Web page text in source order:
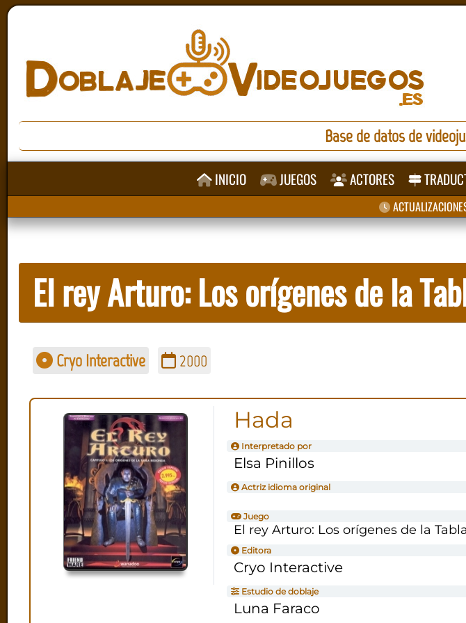
Base de datos de
INICIO JUEGOS ACTORES
El rey Arturo: Los orígenes de la
Cryo Interactive 2000
Hada
Interpretado por
Elsa Pinillos
Actriz idioma original
Juego
El rey Arturo: Los orígenes de la
Editora
Cryo Interactive
Estudio de doblaje
Luna Faraco